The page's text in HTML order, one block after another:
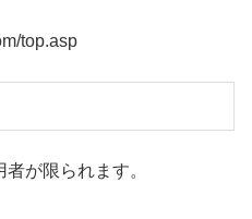
top.asp
が限られます。